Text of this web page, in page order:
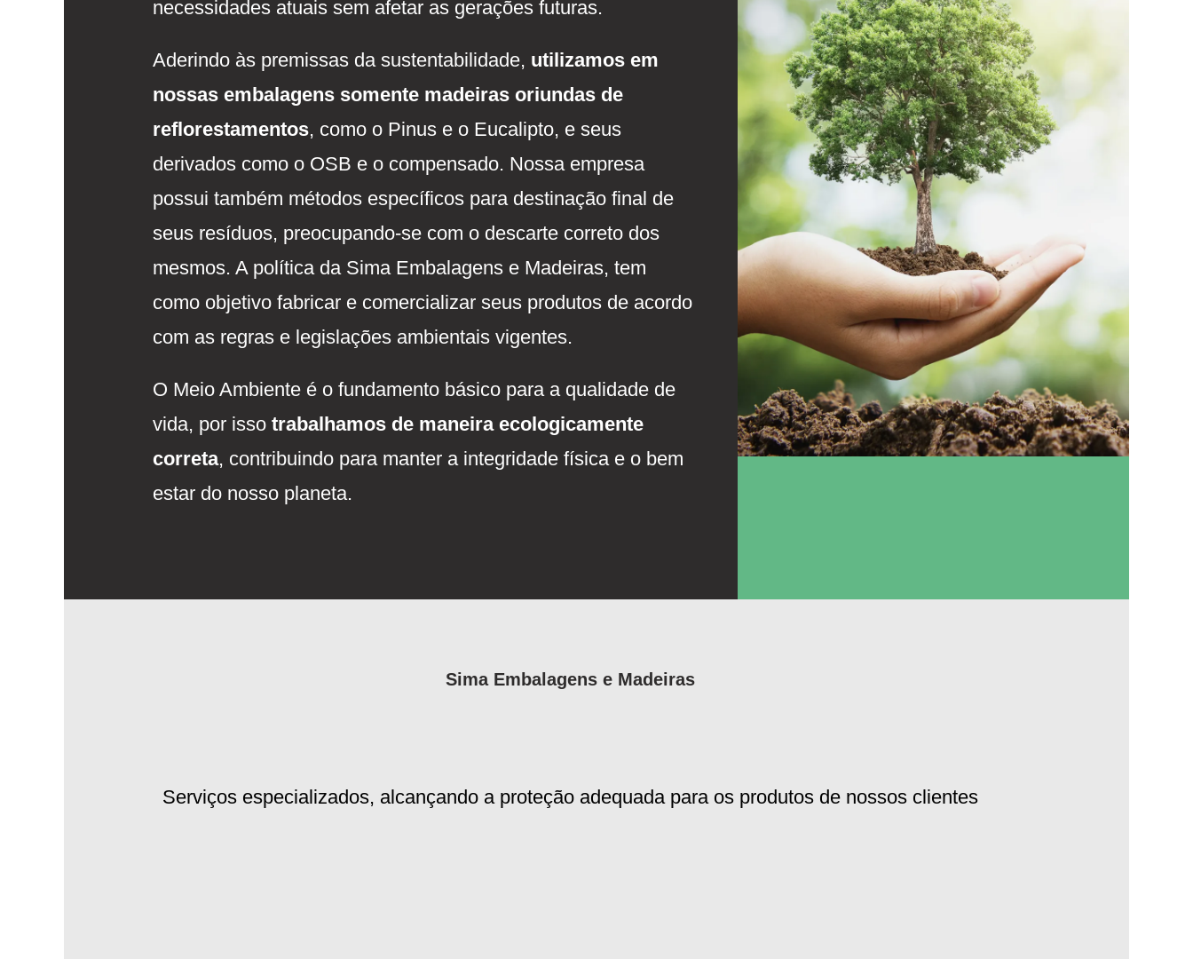
necessidades atuais sem afetar as gerações futuras.
Aderindo às premissas da sustentabilidade, utilizamos em
nossas embalagens somente madeiras oriundas de
reflorestamentos, como o Pinus e o Eucalipto, e seus
derivados como o OSB e o compensado. Nossa empresa
possui também métodos específicos para destinação final de
seus resíduos, preocupando-se com o descarte correto dos
mesmos. A política da Sima Embalagens e Madeiras, tem
como objetivo fabricar e comercializar seus produtos de acordo
com as regras e legislações ambientais vigentes.
O Meio Ambiente é o fundamento básico para a qualidade de
vida, por isso trabalhamos de maneira ecologicamente
correta, contribuindo para manter a integridade física e o bem
estar do nosso planeta.
Sima Embalagens e Madeiras
Serviços especializados, alcançando a proteção adequada para os produtos de nossos clientes